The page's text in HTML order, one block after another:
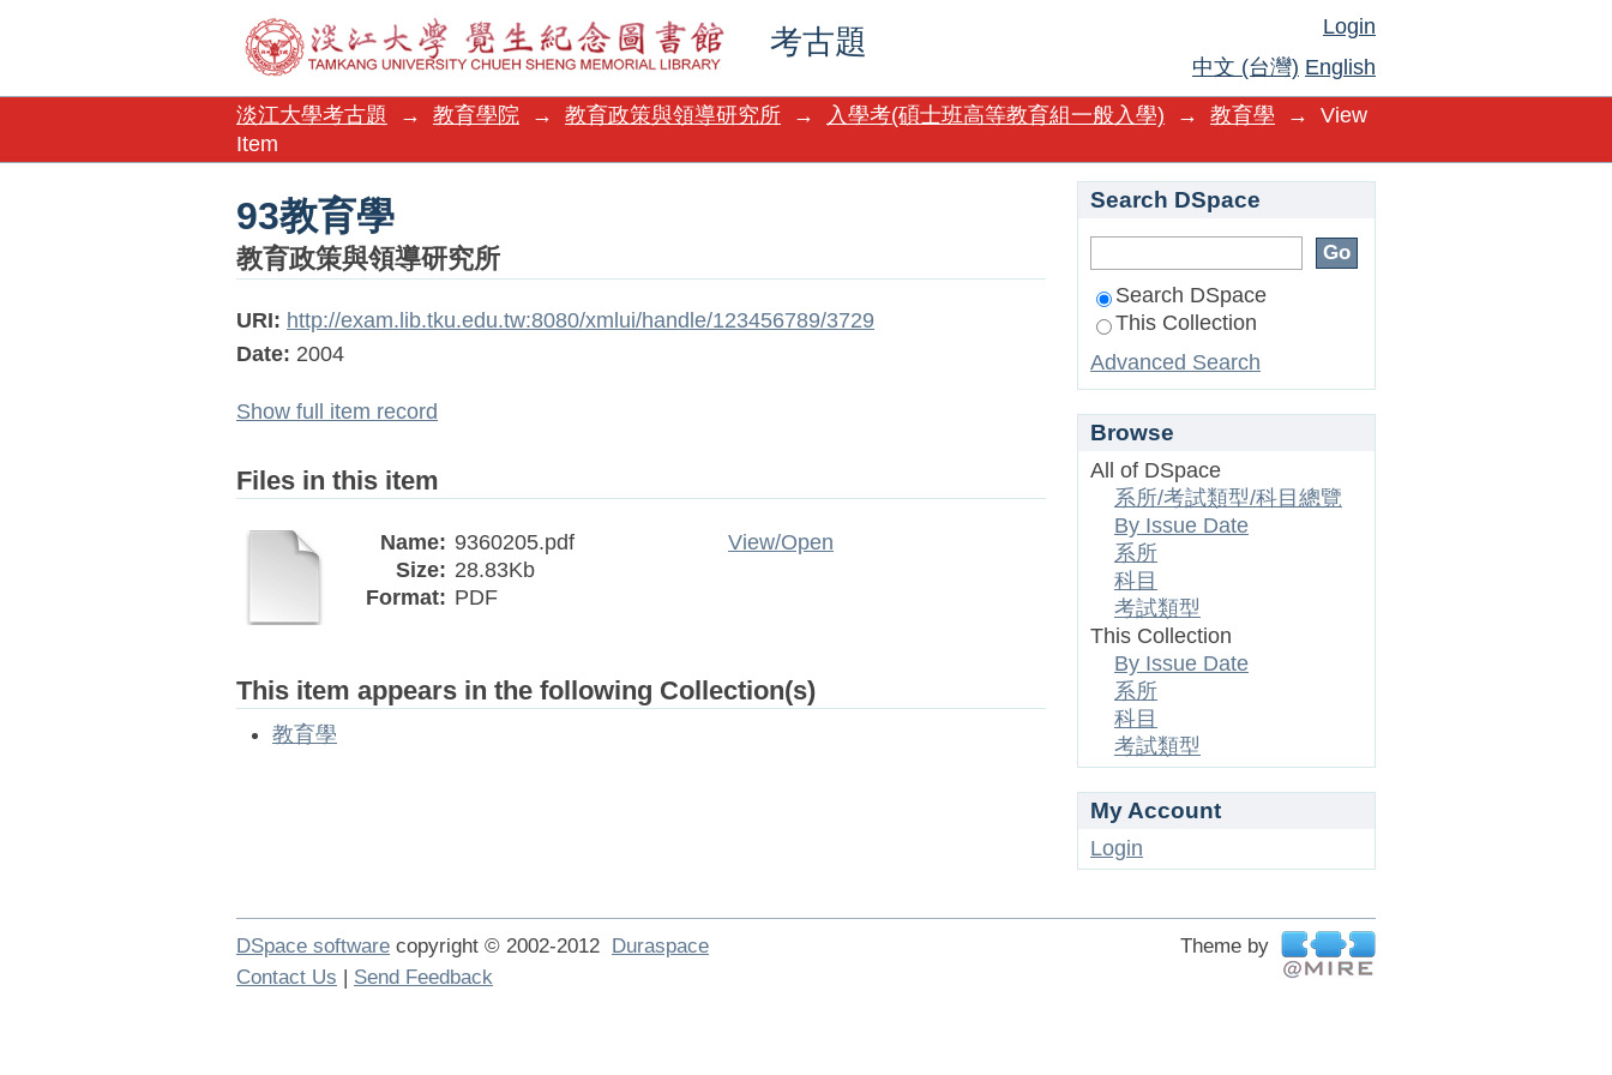
考古題
93教育學
Login
中文 (台灣) English
淡江大學考古題
→ 教育學院 → 教育政策與領導研究所 → 入學考(碩士班高等教育組一般入學) → 教育學 →
View
Item
93教育學
教育政策與領導研究所
URI: http://exam.lib.tku.edu.tw:8080/xmlui/handle/123456789/3729
Date: 2004
Show full item record
Files in this item
Name: 9360205.pdf
Size: 28.83Kb
Format: PDF
View/Open
This item appears in the following Collection(s)
教育學
Search DSpace
Search DSpace
This Collection
Advanced Search
Browse
All of DSpace
系所/考試類型/科目總覽
By Issue Date
系所
科目
考試類型
This Collection
By Issue Date
系所
科目
考試類型
My Account
Login
DSpace software copyright © 2002-2012 Duraspace
Theme by
Contact Us | Send Feedback